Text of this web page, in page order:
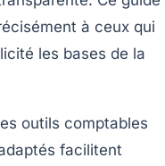
à ceux qui
les bases de la
outils comptables
facilitent